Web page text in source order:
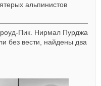
альпинистов
Пик. Нирмал Пурджа
без вести, найдены два